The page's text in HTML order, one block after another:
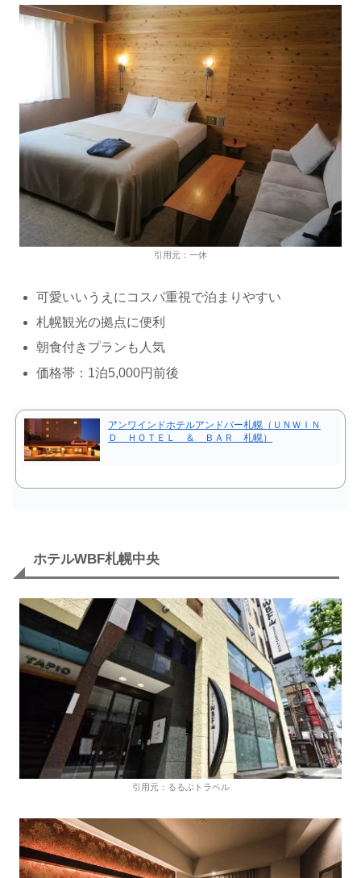
引用元：一休
可愛いいうえにコスパ重視で泊まりやすい
札幌観光の拠点に便利
朝食付きプランも人気
価格帯：1泊5,000円前後
アンワインドホテルアンドバー札幌（ＵＮＷＩＮ
Ｄ ＨＯＴＥＬ ＆ ＢＡＲ 札幌）
ホテルWBF札幌中央
引用元：るるぶトラベル